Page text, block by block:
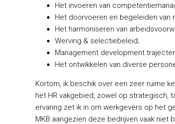
Het invoeren van
Het doorvoeren en begeleiden
Het harmoniseren van
Werving & selectiebeleid;
Management development
Het ontwikkelen van diverse
Kortom, ik beschik over een zeer ruime
het HR vakgebied, zowel op strategisch,
ervaring zet ik in om werkgevers op het
MKB aangezien deze bedrijven vaak niet